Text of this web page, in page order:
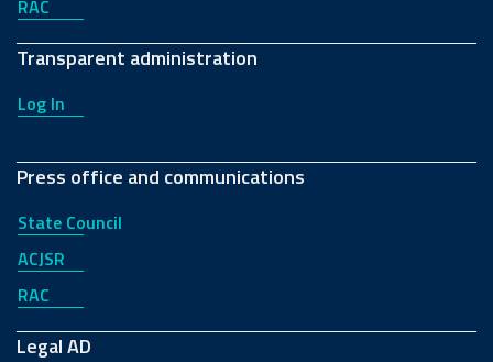
RAC
Transparent administration
Log In
Press office and communications
State Council
ACJSR
RAC
Legal AD